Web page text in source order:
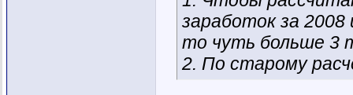
заработок за
то чуть больше 3
2. По старому